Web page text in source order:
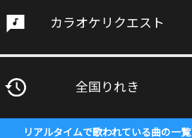
カラオケリクエスト
全国りれき
リアルタイムで歌われている曲の一覧